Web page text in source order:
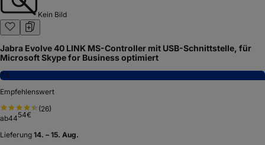
Kein Bild
Jabra Evolve 40 LINK MS-Controller mit USB-Schnittstelle, für
Microsoft Skype for Business optimiert
7,5
Empfehlenswert
(26)
ab4454€
Lieferung 14. – 15. Aug.